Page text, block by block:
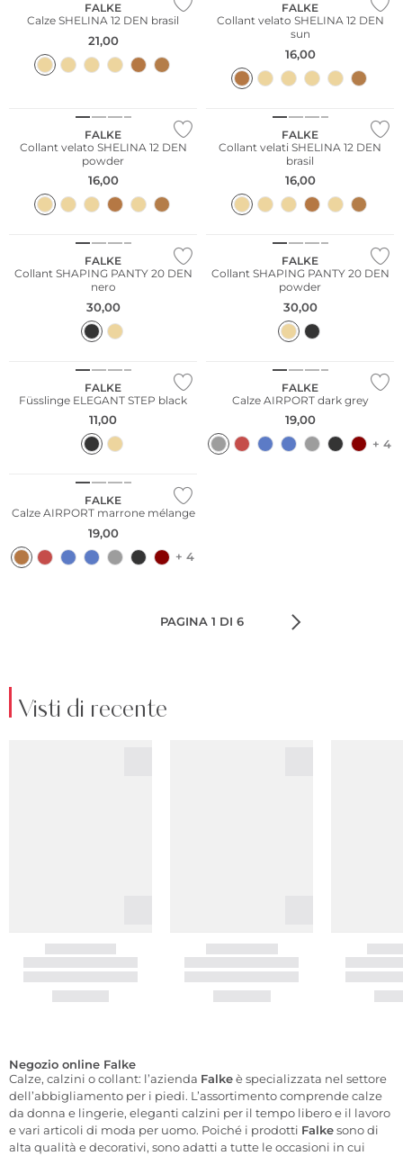
FALKE
Calze SHELINA 12 DEN brasil
21,00
FALKE
Collant velato SHELINA 12 DEN
sun
16,00
FALKE
Collant velato SHELINA 12 DEN
powder
16,00
Taglie grandi
FALKE
Collant velati SHELINA 12 DEN
brasil
16,00
FALKE
Collant SHAPING PANTY 20 DEN
nero
30,00
FALKE
Collant SHAPING PANTY 20 DEN
powder
30,00
FALKE
Füsslinge ELEGANT STEP black
11,00
FALKE
Calze AIRPORT dark grey
19,00
+ 4
FALKE
Calze AIRPORT marrone mélange
19,00
+ 4
PAGINA 1 DI 6
Visti di recente
Negozio online Falke
Calze, calzini o collant: l’azienda Falkeè specializzata nel settore
dell’abbigliamento per i piedi. L’assortimento comprende calze
da donna e lingerie, eleganti calzini per il tempo libero e il lavoro
e vari articoli di moda per uomo. Poiché i prodotti Falkesono di
alta qualità e decorativi, sono adatti a tutte le occasioni in cui